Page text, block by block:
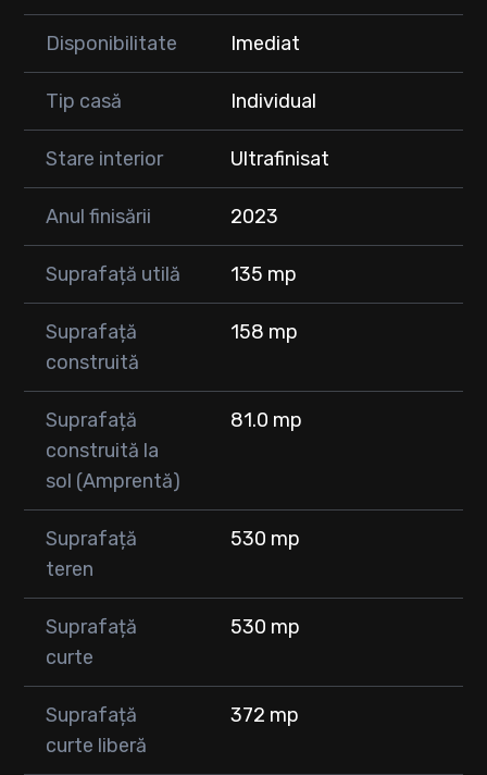
✔ Construcție și finisaje de calitate
✔ Mobilată și utilată complet – gata de locuit
✔ Panoramă deosebită
Această casă este ideală pentru cei care își doresc o locuință
fără compromisuri, într-un cadru natural relaxant, dar cu
acces rapid către Cluj-Napoca.
suplimentare, vă rugăm să ne contactați telefonic.
Disponibilitate Imediat
Tip casă Individual
Stare interior Ultrafinisat
Anul finisării 2023
Suprafață utilă 135 mp
Suprafață
construită
158 mp
Suprafață
construită la
sol (Amprentă)
81.0 mp
Suprafață
teren
530 mp
Suprafață
curte
530 mp
Suprafață
curte liberă
372 mp